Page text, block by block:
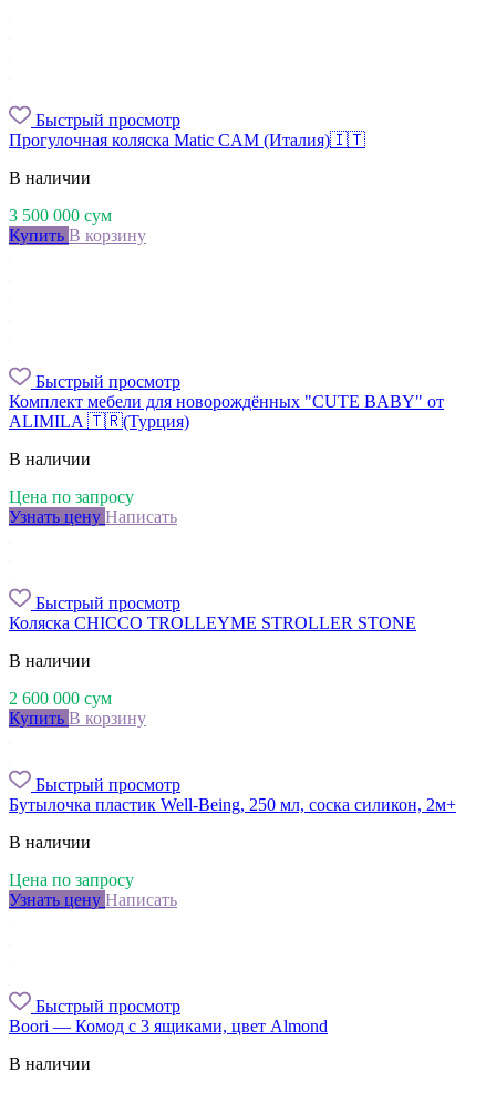
Быстрый просмотр
Прогулочная коляска Matic CAM (Италия)🇮🇹
В наличии
3 500 000 сум
Купить В корзину
Быстрый просмотр
Комплект мебели для новорождённых "CUTE BABY" от
ALIMILA 🇹🇷(Турция)
В наличии
Цена по запросу
Узнать цену Написать
Быстрый просмотр
Коляска CHICCO TROLLEYME STROLLER STONE
В наличии
2 600 000 сум
Купить В корзину
Быстрый просмотр
Бутылочка пластик Well-Being, 250 мл, соска силикон, 2м+
В наличии
Цена по запросу
Узнать цену Написать
Быстрый просмотр
Boori — Комод с 3 ящиками, цвет Almond
В наличии